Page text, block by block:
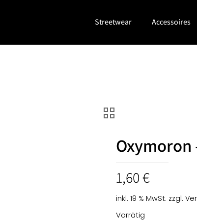
Streetwear Accessoires
Oxymoron
1,60€
inkl. 19 % MwSt. zzgl.
Vorrätig